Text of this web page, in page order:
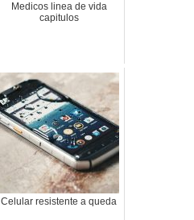
Medicos linea de vida
capitulos
Celular resistente a queda